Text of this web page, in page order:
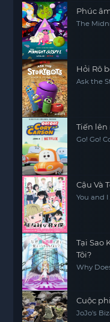
Phúc
The
Hỏi Rô
Ask the
Tiến lên
Go! Go!
Cậu Và
You and
Tại Sao
Tôi?
Why
Cuộc
JoJo's